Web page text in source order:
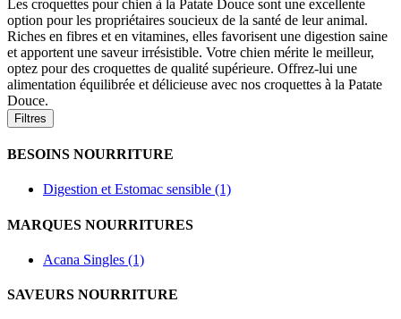
Les croquettes pour chien à la Patate Douce sont une excellente
option pour les propriétaires soucieux de la santé de leur animal.
Riches en fibres et en vitamines, elles favorisent une digestion saine
et apportent une saveur irrésistible. Votre chien mérite le meilleur,
optez pour des croquettes de qualité supérieure. Offrez-lui une
alimentation équilibrée et délicieuse avec nos croquettes à la Patate
Douce.
Filtres
BESOINS NOURRITURE
Digestion et Estomac sensible (1)
MARQUES NOURRITURES
Acana Singles (1)
SAVEURS NOURRITURE